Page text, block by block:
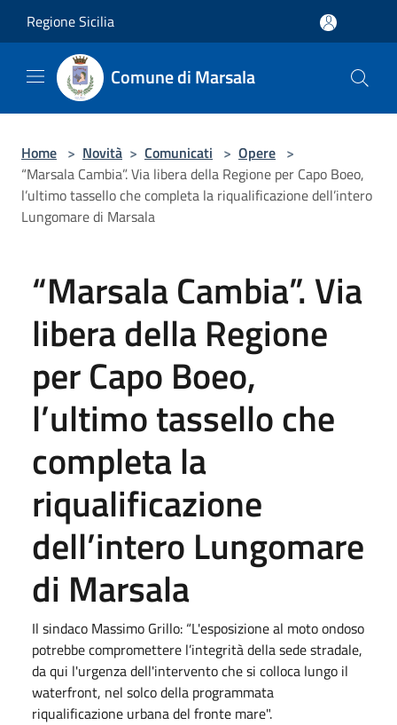
Regione Sicilia
Comune di Marsala
Home > Novità > Comunicati > Opere >
“Marsala Cambia”. Via libera della Regione per Capo Boeo,
l’ultimo tassello che completa la riqualificazione dell’intero
Lungomare di Marsala
“Marsala Cambia”. Via
libera della Regione
per Capo Boeo,
l’ultimo tassello che
completa la
riqualificazione
dell’intero Lungomare
di Marsala
Il sindaco Massimo Grillo: “L'esposizione al moto ondoso
potrebbe compromettere l’integrità della sede stradale,
da qui l'urgenza dell'intervento che si colloca lungo il
waterfront, nel solco della programmata
riqualificazione urbana del fronte mare".